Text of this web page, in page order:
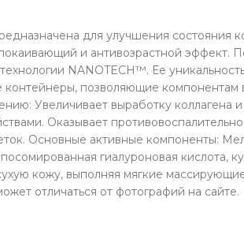
для улучшения
и антивозрастной эффект.
NANOTECH™. Ее
позволяющие
Увеличивает выработку коллагена
Оказывает
Основные активные компоненты:
гиалуроновая
кожу, выполняя мягкие
отличаться от фотографий на сайте.